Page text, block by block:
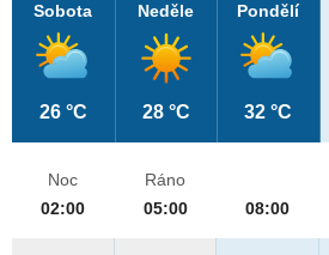
Sobota
26 °C
Neděle
28 °C
Pondělí
32 °C
Noc
02:00
Ráno
05:00
08:00